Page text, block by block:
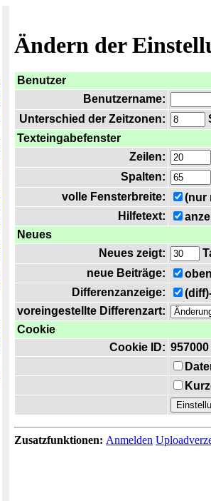
Ändern der
Benutzer
Benutzername:
Unterschied der Zeitzonen:
Texteingabefenster
Zeilen:
Spalten:
volle Fensterbreite:
(nur
Hilfetext:
Neues
Neues zeigt:
neue Beiträge:
Differenzanzeige:
voreingestellte Differenzart:
Cookie
Cookie ID: 957000
Zusatzfunktionen: Anmelden